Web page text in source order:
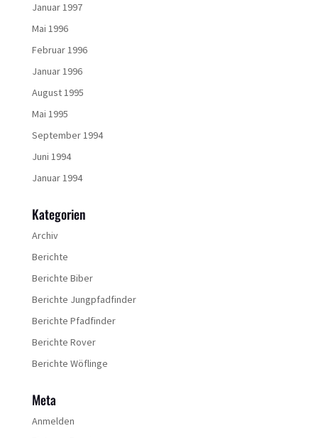
Januar 1997
Mai 1996
Februar 1996
Januar 1996
August 1995
Mai 1995
September 1994
Juni 1994
Januar 1994
Kategorien
Archiv
Berichte
Berichte Biber
Berichte Jungpfadfinder
Berichte Pfadfinder
Berichte Rover
Berichte Wöflinge
Meta
Anmelden